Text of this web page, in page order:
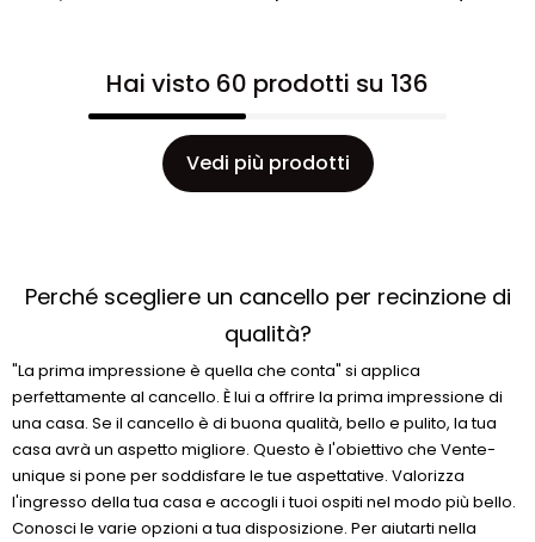
Hai visto 60 prodotti su 136
Vedi più prodotti
Perché scegliere un cancello per recinzione di
qualità?
"La prima impressione è quella che conta" si applica
perfettamente al cancello. È lui a offrire la prima impressione di
una casa. Se il cancello è di buona qualità, bello e pulito, la tua
casa avrà un aspetto migliore. Questo è l'obiettivo che Vente-
unique si pone per soddisfare le tue aspettative. Valorizza
l'ingresso della tua casa e accogli i tuoi ospiti nel modo più bello.
Conosci le varie opzioni a tua disposizione. Per aiutarti nella